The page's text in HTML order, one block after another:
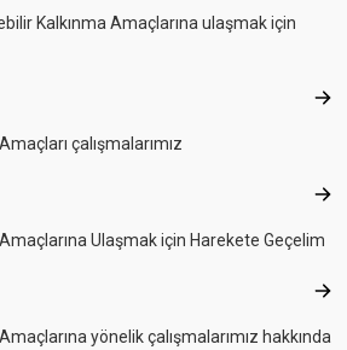
Kalkınma Amaçlarına ulaşmak için
çalışmalarımız
Ulaşmak için Harekete Geçelim
yönelik çalışmalarımız hakkında